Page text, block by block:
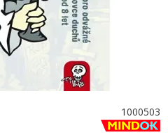
1000503